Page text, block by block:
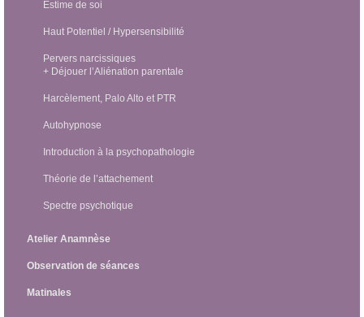
Estime de soi
Haut Potentiel / Hypersensibilité
Pervers narcissiques
+ Déjouer l’Aliénation parentale
Harcèlement, Palo Alto et PTR
Autohypnose
Introduction à la psychopathologie
Théorie de l’attachement
Spectre psychotique
Atelier Anamnèse
Observation de séances
Matinales